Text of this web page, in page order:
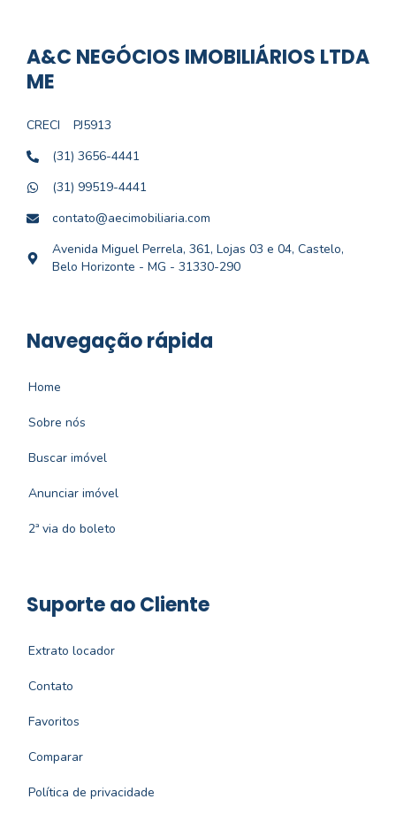
A&C NEGÓCIOS IMOBILIÁRIOS LTDA
ME
CRECI
PJ5913
(31) 3656-4441
(31) 99519-4441
contato@aecimobiliaria.com
Avenida Miguel Perrela, 361, Lojas 03 e 04, Castelo,
Belo Horizonte - MG - 31330-290
Navegação rápida
Home
Sobre nós
Buscar imóvel
Anunciar imóvel
2ª via do boleto
Suporte ao Cliente
Extrato locador
Contato
Favoritos
Comparar
Política de privacidade